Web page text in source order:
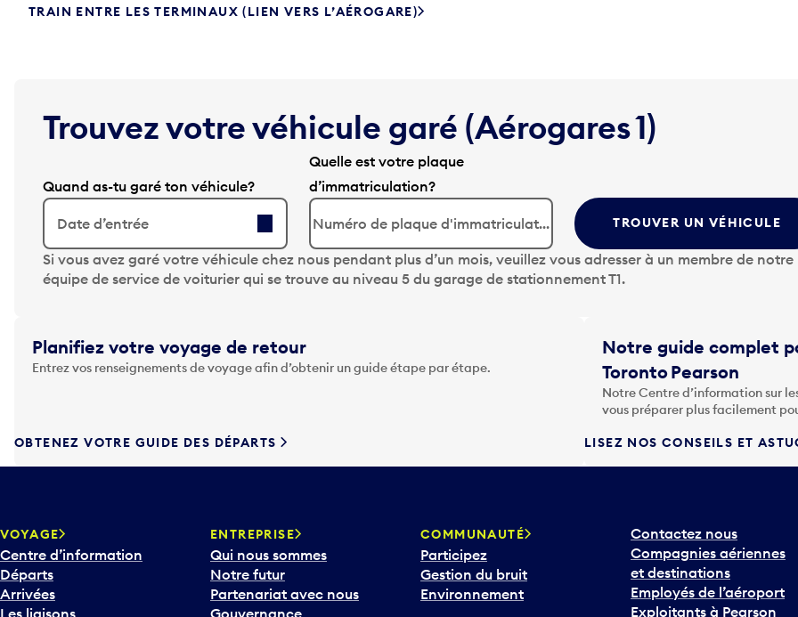
TRAIN ENTRE LES TERMINAUX (LIEN VERS L’AÉROGARE)
Trouvez votre véhicule garé (Aérogares 1)
Quand as-tu garé ton véhicule?
Date d’entrée
A
p
y
e
z
r
u
c
h
e
F
Quelle est votre plaque
d’immatriculation?
TROUVER UN VÉHICULE
Si vous avez garé votre véhicule chez nous pendant plus d’un mois, veuillez vous adresser à un membre de notre
équipe de service de voiturier qui se trouve au niveau 5 du garage de stationnement T1.
Planifiez votre voyage de retour
Entrez vos renseignements de voyage afin d’obtenir un guide étape par étape.
OBTENEZ VOTRE GUIDE DES DÉPARTS
Notre guide complet
Toronto Pearson
Notre Centre d’information sur
vous préparer plus facilement
LISEZ NOS CONSEILS ET
VOYAGE
Centre d’information
Départs
Arrivées
Les liaisons
ENTREPRISE
Qui nous sommes
Notre futur
Partenariat avec nous
Gouvernance
COMMUNAUTÉ
Participez
Gestion du bruit
Environnement
Contactez nous
Compagnies aériennes
et destinations
Employés de l’aéroport
Exploitants à Pearson